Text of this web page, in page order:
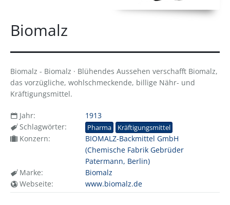
Biomalz
Biomalz - Biomalz · Blühendes Aussehen verschafft Biomalz,
das vorzügliche, wohlschmeckende, billige Nähr- und
Kräftigungsmittel.
Jahr:
1913
Schlagwörter:
Pharma Kräftigungsmittel
Konzern:
BIOMALZ-Backmittel GmbH
(Chemische Fabrik Gebrüder
Patermann, Berlin)
Marke:
Biomalz
Webseite:
www.biomalz.de